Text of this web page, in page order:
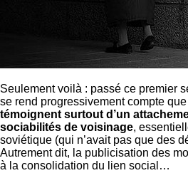
Seulement voilà : passé ce premier
se rend progressivement compte
témoignent surtout d’un
sociabilités de voisinage,
soviétique (qui n’avait pas que des
Autrement dit, la publicisation des
à la consolidation du lien social…